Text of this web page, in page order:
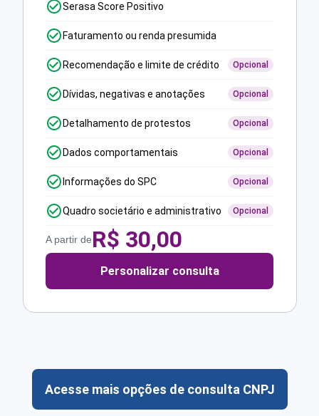
Serasa Score Positivo
Faturamento ou renda presumida
Recomendação e limite de crédito Opcional
Dívidas, negativas e anotações Opcional
Detalhamento de protestos Opcional
Dados comportamentais Opcional
Informações do SPC Opcional
Quadro societário e administrativo Opcional
A partir deR$ 30,00
Personalizar consulta
Acesse mais opções de consulta CNPJ